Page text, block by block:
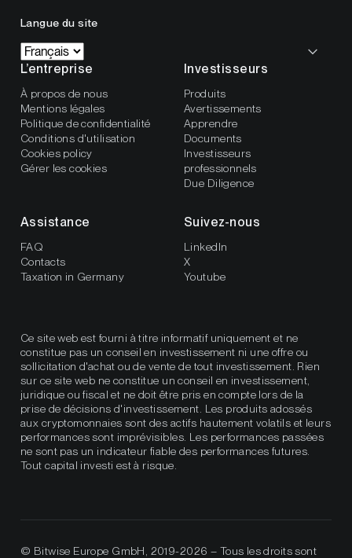
Langue du site
L’entreprise
À propos de nous
Mentions légales
Politique de confidentialité
Conditions d'utilisation
Cookies policy
Gérer les cookies
Investisseurs
Produits
Avertissements
Apprendre
Documents
Investisseurs
professionnels
Due Diligence
Assistance
FAQ
Contacts
Taxation in Germany
Suivez-nous
LinkedIn
X
Youtube
Ce site web est fourni à titre informatif uniquement et ne
constitue pas un conseil en investissement ni une offre ou
sollicitation d'achat ou de vente de tout investissement. Rien
sur ce site web ne constitue un conseil en investissement,
juridique ou fiscal et ne doit être pris en compte lors de la
prise de décisions d'investissement. Les produits adossés
aux cryptomonnaies sont des actifs hautement volatils et leurs
performances sont imprévisibles. Les performances passées
ne sont pas un indicateur fiable des performances futures.
Tout capital investi est à risque.
© Bitwise Europe GmbH, 2019-2026 – Tous les droits sont